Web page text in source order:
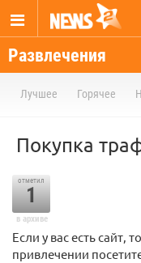
Развлечения
Лучшее Горячее
Покупка
отметил
1
в архиве
Если у вас есть сайт,
привлечении